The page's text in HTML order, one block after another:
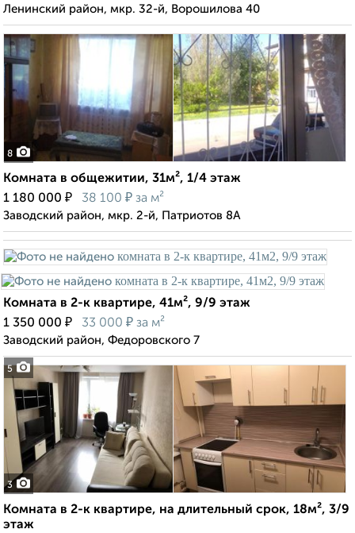
Ленинский район, мкр. 32-й, Ворошилова 40
8
Комната в общежитии, 31м², 1/4 этаж
1 180 000 ₽ 38 100 ₽ за м²
Заводский район, мкр. 2-й, Патриотов 8А
5
Комната в 2-к квартире, 41м², 9/9 этаж
1 350 000 ₽ 33 000 ₽ за м²
Заводский район, Федоровского 7
3
Комната в 2-к квартире, на длительный срок, 18м², 3/9
этаж